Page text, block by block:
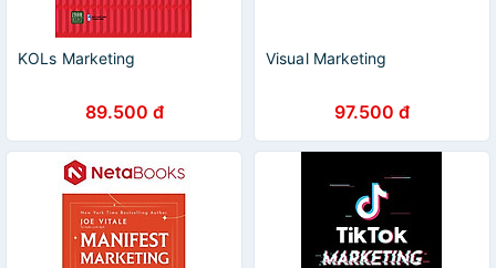
KOLs Marketing
89.500 đ
Visual Marketing
97.500 đ